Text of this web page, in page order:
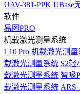
UAV-381-PPK UBase
软件
易图PRO
机载激光测量系统
L10 Pro 机载激光测量
载激光测量系统 S2轻
载激光测量系统 智喙
载激光测量系统